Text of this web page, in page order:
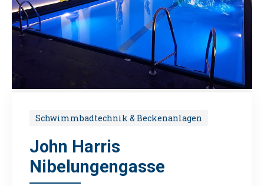
Schwimmbadtechnik & Beckenanlagen
John Harris
Nibelungengasse